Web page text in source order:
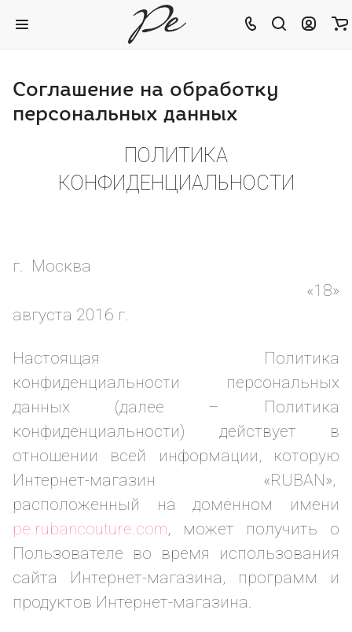
Соглашение на обработку
персональных данных
ПОЛИТИКА
КОНФИДЕНЦИАЛЬНОСТИ
г. Москва
«18»
августа 2016 г.
Настоящая Политика
конфиденциальности персональных
данных (далее – Политика
конфиденциальности) действует в
отношении всей информации, которую
Интернет-магазин «RUBAN»,
расположенный на доменном имени
pe.rubancouture.com, может получить о
Пользователе во время использования
сайта Интернет-магазина, программ и
продуктов Интернет-магазина.